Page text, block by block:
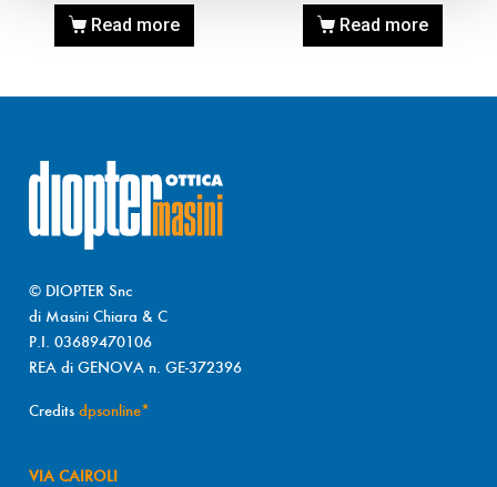
Read more Read more
© DIOPTER Snc
di Masini Chiara & C
P.I. 03689470106
REA di GENOVA n. GE-372396
Credits dpsonline*
VIA CAIROLI